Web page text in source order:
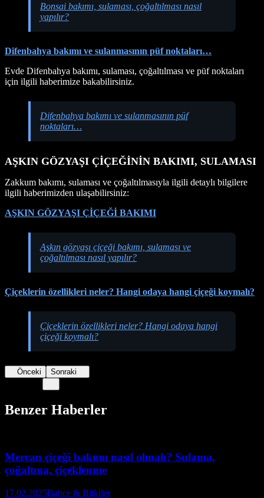
Bonsai bakımı, sulaması, çoğaltılması nasıl
yapılır?
Difenbahya bakımı ve sulanmasının püf noktaları…
Evde Difenbahya bakımı, sulaması, çoğaltılması ve püf noktaları
için ilgili haberimize bakabilirsiniz.
Difenbahya bakımı ve sulanmasının püf
noktaları…
AŞKIN GÖZYAŞI ÇİÇEĞİNİN BAKIMI, SULAMASI
Zakkum bakımı, sulaması ve çoğaltılmasıyla ilgili detaylı bilgilere
ilgili haberimizden ulaşabilirsiniz:
AŞKIN GÖZYAŞI ÇİÇEĞİ BAKIMI
Aşkın gözyaşı çiçeği bakımı, sulaması ve
çoğaltılması nasıl yapılır?
Çiçeklerin özellikleri neler? Hangi odaya hangi çiçeği koymalı?
Çiçeklerin özellikleri neler? Hangi odaya hangi
çiçeği koymalı?
Önceki Sonraki
Benzer Haberler
Mercan çiçeği bakımı nasıl olmalı? Sulama,
çoğaltma, çiçeklenme
17.02.2025Bahçe & Bitkiler